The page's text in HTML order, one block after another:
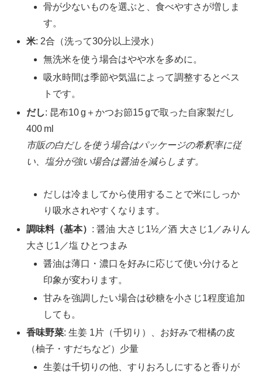
骨が少ないものを選ぶと、食べやすさが増しま
す。
米: 2合（洗って30分以上浸水）
無洗米を使う場合はやや水を多めに。
吸水時間は季節や気温によって調整するとベス
トです。
だし: 昆布10 g＋かつお節15 gで取った自家製だし
400 ml
市販の白だしを使う場合はパッケージの希釈率に従
い、塩分が強い場合は醤油を減らします。
だしは冷ましてから使用することで米にしっか
り吸水されやすくなります。
調味料（基本） : 醤油 大さじ1½／酒 大さじ1／みりん
大さじ1／塩 ひとつまみ
醤油は薄口・濃口を好みに応じて使い分けると
印象が変わります。
甘みを強調したい場合は砂糖を小さじ1程度追加
しても。
香味野菜: 生姜 1片（千切り）、お好みで柑橘の皮
（柚子・すだちなど）少量
生姜は千切りの他、すりおろしにすると香りが